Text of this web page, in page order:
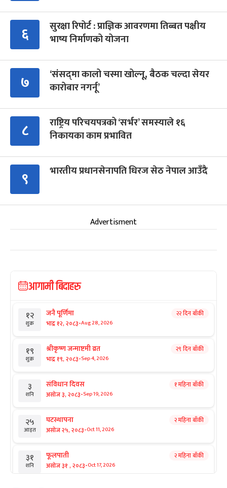
६
सुरक्षा रिपोर्ट : प्राज्ञिक आवरणमा तिब्बत पक्षीय
भाष्य निर्माणको योजना
७
‘संसद्‍मा कालो चस्मा खोल्नू, बैठक चल्दा सेयर
कारोबार नगर्नू’
८
राष्ट्रिय परिचयपत्रको ‘सर्भर’ समस्याले १६
निकायका काम प्रभावित
९ भारतीय प्रधानसेनापति धिरज सेठ नेपाल आउँदै
Advertisment
आगामी बिदाहरु
१२
शुक्र
जनै पूर्णिमा
भाद्र १२, २०८३-Aug 28, 2026
२२ दिन बाँकी
१९
शुक्र
श्रीकृष्ण जन्माष्टमी व्रत
भाद्र १९, २०८३-Sep 4, 2026
२९ दिन बाँकी
३
शनि
संविधान दिवस
असोज ३, २०८३-Sep 19, 2026
१ महिना बाँकी
२५
आइत
घटस्थापना
असोज २५, २०८३-Oct 11, 2026
२ महिना बाँकी
३१
शनि
फूलपाती
असोज ३१ , २०८३-Oct 17, 2026
२ महिना बाँकी